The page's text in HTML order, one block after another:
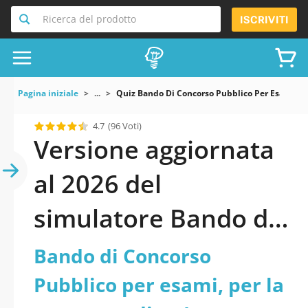
Ricerca del prodotto ISCRIVITI
Pagina iniziale ... Quiz Bando Di Concorso Pubblico Per Esami
4.7 (96 Voti)
Versione aggiornata
al 2026 del
simulatore Bando di
Concorso Pubblico
per esami, per la
Bando di Concorso
Pubblico per esami, per la